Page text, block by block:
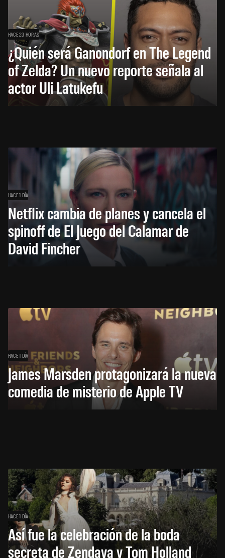
HACE 23 HORAS
¿Quién será Ganondorf en The Legend
of Zelda? Un nuevo reporte señala al
actor Uli Latukefu
HACE 1 DÍA
Netflix cambia de planes y cancela el
spinoff de El Juego del Calamar de
David Fincher
HACE 1 DÍA
James Marsden protagonizará la nueva
comedia de misterio de Apple TV
HACE 1 DÍA
Así fue la celebración de la boda
secreta de Zendaya y Tom Holland